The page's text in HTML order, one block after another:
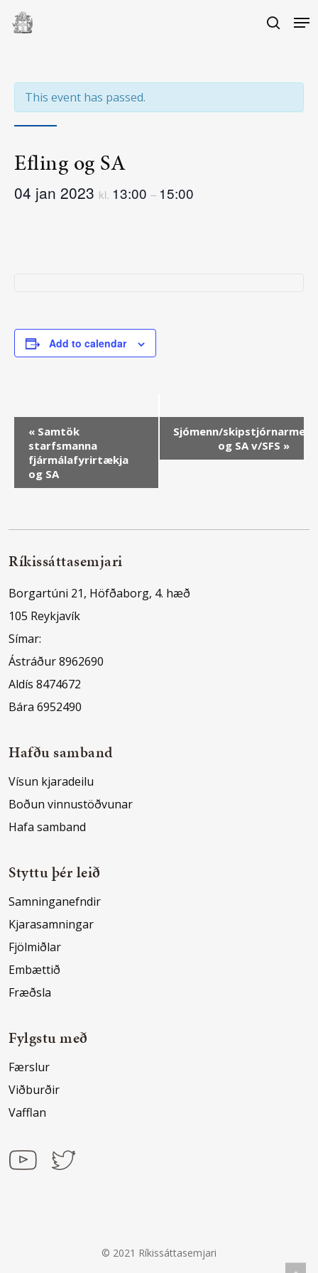
Skip
search
This event has passed.
Efling og SA
04 jan 2023 kl. 13:00 – 15:00
Add to calendar
Event
Navigation
« Samtök
starfsmanna
fjármálafyrirtækja
og SA
Sjómenn/skipstjórnarmenn
og SA v/SFS »
Ríkissáttasemjari
Borgartúni 21, Höfðaborg, 4. hæð
105 Reykjavík
Símar:
Ástráður 8962690
Aldís 8474672
Bára 6952490
Hafðu samband
Vísun kjaradeilu
Boðun vinnustöðvunar
Hafa samband
Styttu þér leið
Samninganefndir
Kjarasamningar
Fjölmiðlar
Embættið
Fræðsla
Fylgstu með
Færslur
Viðburðir
Vafflan
© 2021 Ríkissáttasemjari